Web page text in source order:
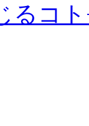
るコ